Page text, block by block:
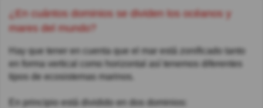
¿En cuántos dominios se dividen los océanos y
mares del mundo?
Hay que tener en cuenta que el mar está zonificado tanto
en forma vertical como horizontal así tenemos diferentes
tipos de ecosistemas marinos.
En principio está dividido en dos dominios: